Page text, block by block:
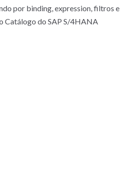
por binding, expression, filtros e
Catálogo do SAP S/4HANA